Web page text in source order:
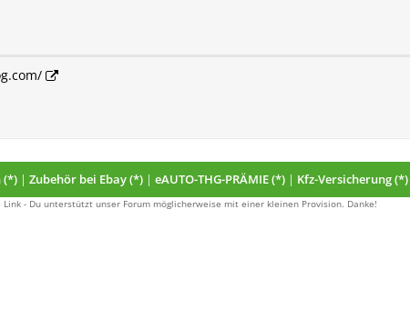
(*) | Zubehör bei Ebay (*) | eAUTO-THG-PRÄMIE (*) | Kfz-Versicherung (*)
- Du unterstützt unser Forum möglicherweise mit einer kleinen Provision. Danke!